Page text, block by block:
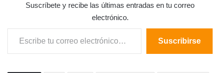
Suscríbete y recibe las últimas entradas en tu correo
electrónico.
Escribe tu correo electrónico…
Suscribirse